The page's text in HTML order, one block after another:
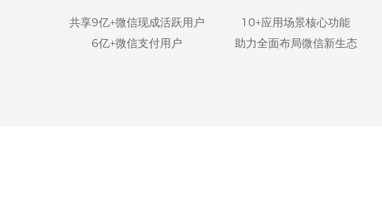
共享9亿+微信现成活跃用户
6亿+微信支付用户
10+应用场景核心功能
助力全面布局微信新生态